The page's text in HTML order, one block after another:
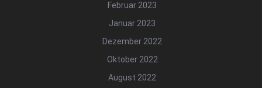
Februar 2023
Januar 2023
Dezember 2022
Oktober 2022
August 2022